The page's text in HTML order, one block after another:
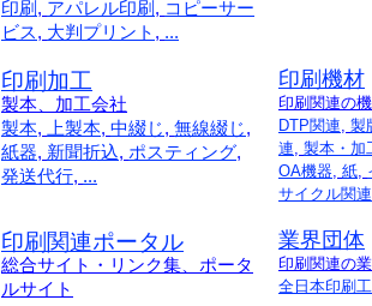
印刷 , アパレル印刷 , コピーサー
ビス, 大判プリント , ...
印刷加工
製本、加工会社
製本, 上製本, 中綴じ, 無線綴じ,
紙器, 新聞折込, ポスティング,
発送代行, ...
印刷機材
印刷関連の
DTP関連, 製
連, 製本・加
OA機器, 紙,
サイクル関連
印刷関連ポータル
総合サイト・リンク集、ポータ
ルサイト
業界団体
印刷関連の
全日本印刷